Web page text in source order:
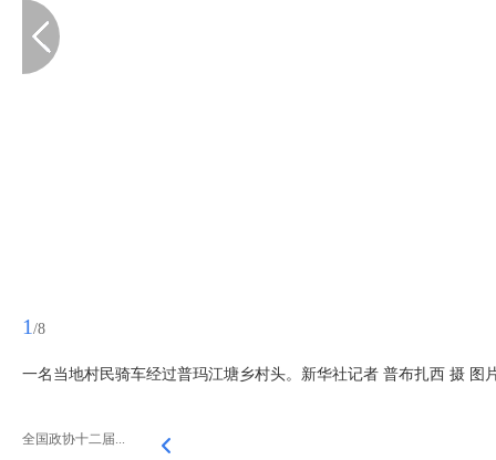
1 /8
一名当地村民骑车经过普玛江塘乡村头。新华社记者 普布扎西 摄 图
全国政协十二届...